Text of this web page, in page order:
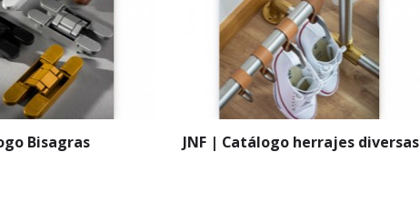
Bisagras JNF | Catálogo herrajes diversas